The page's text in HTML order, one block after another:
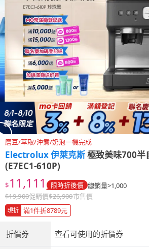
磨豆/萃取/沖煮/奶泡一機完成
Electrolux 伊萊克斯極致美味700半
(E7EC1-610P)
$11,111 限時折後價 總銷量>1,000
$19,900促銷價$26,900市售價
現折 滿1件折8789元
折價券 查看可使用的折價券